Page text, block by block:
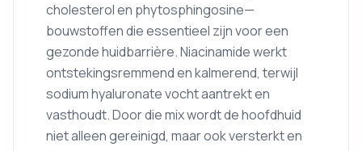
cholesterol en phytosphingosine—
bouwstoffen die essentieel zijn voor een
gezonde huidbarrière. Niacinamide werkt
ontstekingsremmend en kalmerend, terwijl
sodium hyaluronate vocht aantrekt en
vasthoudt. Door die mix wordt de hoofdhuid
niet alleen gereinigd, maar ook versterkt en